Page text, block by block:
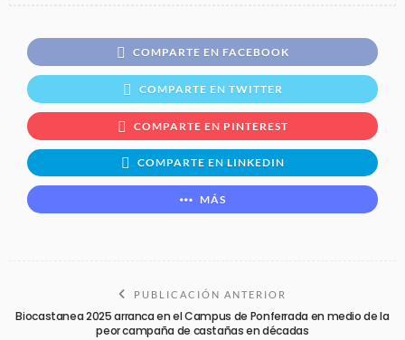
COMPARTE EN FACEBOOK
COMPARTE EN TWITTER
COMPARTE EN PINTEREST
COMPARTE EN LINKEDIN
MÁS
PUBLICACIÓN ANTERIOR
Biocastanea 2025 arranca en el Campus de Ponferrada en medio de la
peor campaña de castañas en décadas